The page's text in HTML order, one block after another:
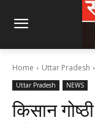
Home Uttar Pradesh
Uttar Pradesh NEWS
किसान